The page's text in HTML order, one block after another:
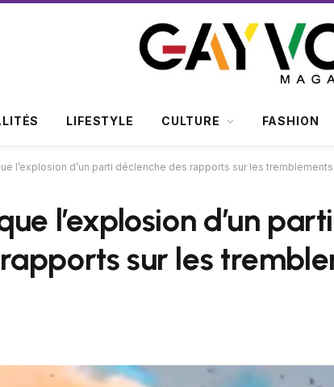
LIFESTYLE CULTURE FASHION
l’explosion d’un parti déclenche des rapports sur les
l’explosion d’un parti
sur les